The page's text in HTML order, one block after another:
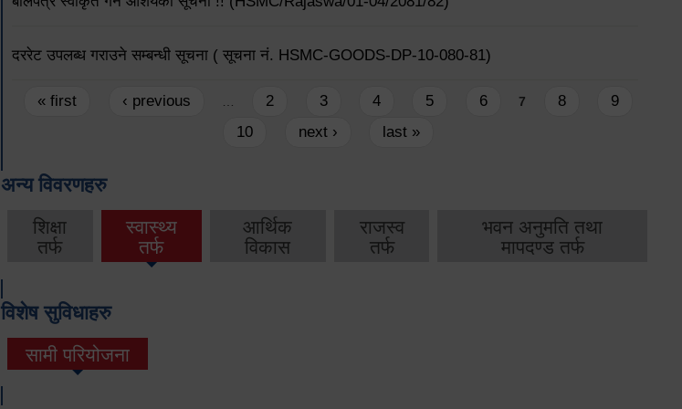
दररेट उपलब्ध गराउने सम्बन्धी सूचना ( सूचना नं. HSMC-GOODS-DP-10-080-81)
Pages
« first ‹ previous 2 3 4 5 6 7 8
9
10
next › last »
अन्य विवरणहरु
शिक्षा
तर्फ
स्वास्थ्य
तर्फ
आर्थिक
विकास
राजस्व
तर्फ
भवन अनुमति तथा
मापदण्ड तर्फ
विशेष सुविधाहरु
सामी परियोजना
(active tab)